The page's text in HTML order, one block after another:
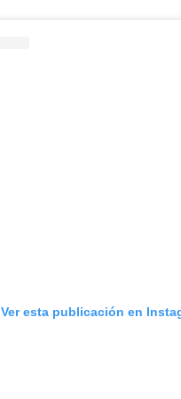
Ver esta publicación en